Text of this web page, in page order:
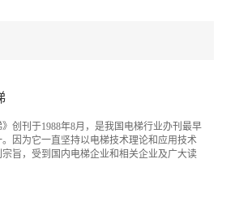
》创刊于1988年8月，是我国电梯行业办刊最早
。因为它一直坚持以电梯技术理论和应用技术
宗旨，受到国内电梯企业和相关企业及广大读